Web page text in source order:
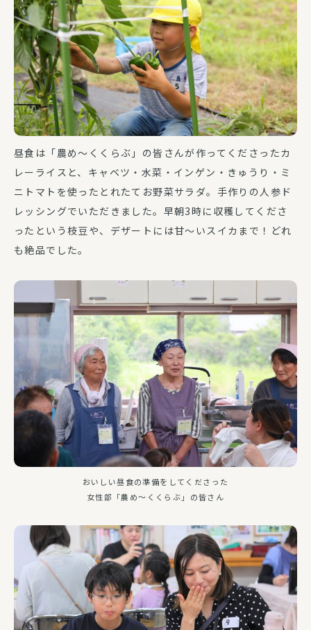
昼食は「農め～くくらぶ」の皆さんが作ってくださったカ
レーライスと、キャベツ・水菜・インゲン・きゅうり・ミ
ニトマトを使ったとれたてお野菜サラダ。手作りの人参ド
レッシングでいただきました。早朝3時に収穫してくださ
ったという枝豆や、デザートには甘～いスイカまで！どれ
も絶品でした。
おいしい昼食の準備をしてくださった
女性部「農め～くくらぶ」の皆さん